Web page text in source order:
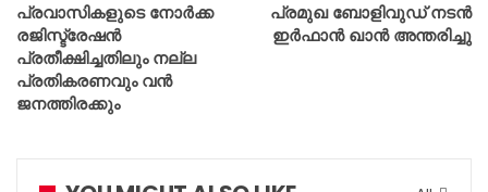
പ്രവാസികളുടെ നോർക്ക
രജിസ്ട്രേഷൻ
പ്രതീക്ഷിച്ചതിലും നല്ല
പ്രതികരണവും വൻ
ജനത്തിരക്കും
പ്രമുഖ ബോളിവുഡ് നടൻ
ഇർഫാൻ ഖാൻ അന്തരിച്ചു